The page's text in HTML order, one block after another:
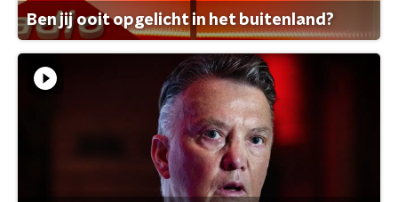
Ben jij ooit opgelicht in het buitenland?